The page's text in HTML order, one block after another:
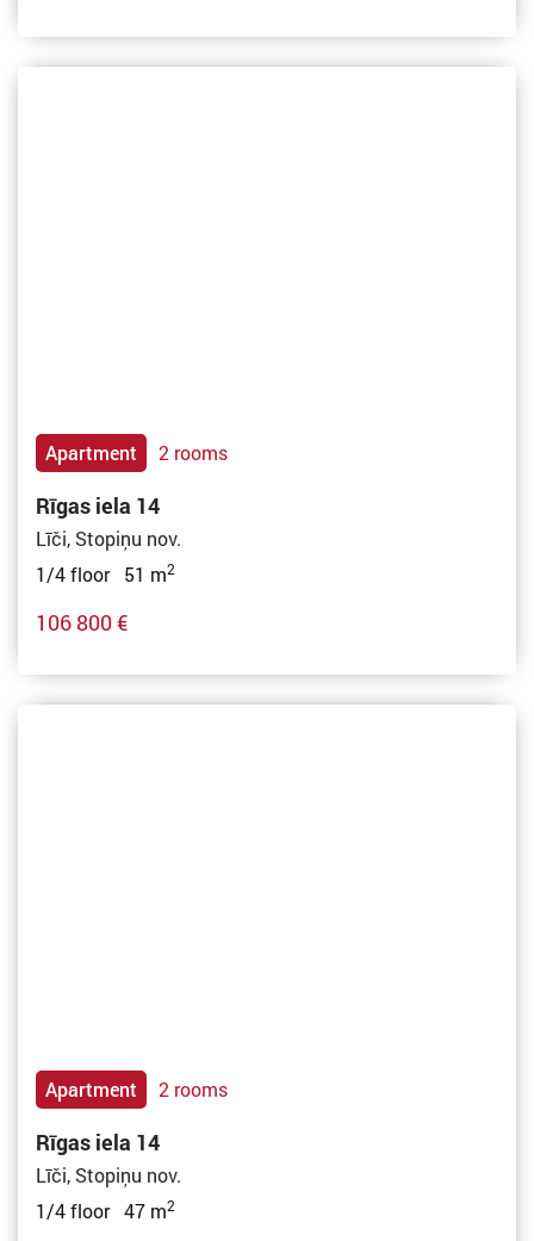
Apartment 2 rooms
Rīgas iela 14
Līči, Stopiņu nov.
1/4 floor 51 m2
106 800 €
Apartment 2 rooms
Rīgas iela 14
Līči, Stopiņu nov.
1/4 floor 47 m2